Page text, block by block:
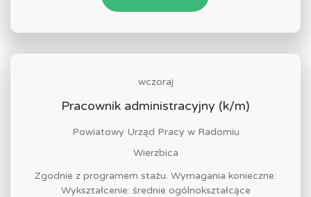
wczoraj
Pracownik administracyjny (k/m)
Powiatowy Urząd Pracy w Radomiu
Wierzbica
Zgodnie z programem stażu. Wymagania konieczne:
Wykształcenie: średnie ogólnokształcące